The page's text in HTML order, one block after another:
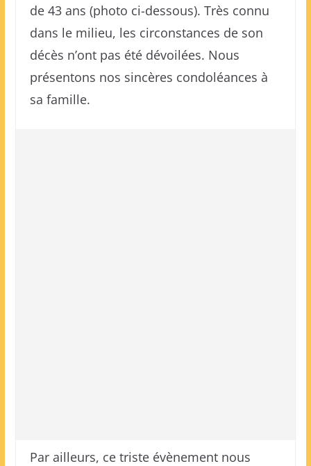
de 43 ans (photo ci-dessous). Très connu
dans le milieu, les circonstances de son
décès n’ont pas été dévoilées. Nous
présentons nos sincères condoléances à
sa famille.
Par ailleurs, ce triste évènement nous